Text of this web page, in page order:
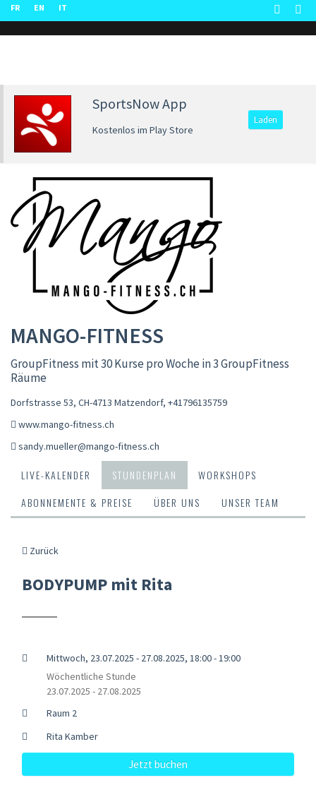
FR EN IT
SportsNow App
Kostenlos im Play Store
Laden
MANGO-FITNESS
GroupFitness mit 30 Kurse pro Woche in 3 GroupFitness
Räume
Dorfstrasse 53, CH-4713 Matzendorf, +41796135759
www.mango-fitness.ch
sandy.mueller@mango-fitness.ch
LIVE-KALENDER STUNDENPLAN
WORKSHOPS
ABONNEMENTE & PREISE
ÜBER UNS UNSER TEAM
Zurück
BODYPUMP mit Rita
Mittwoch, 23.07.2025 - 27.08.2025, 18:00 - 19:00
Wöchentliche Stunde
23.07.2025 - 27.08.2025
Raum 2
Rita Kamber
Jetzt buchen